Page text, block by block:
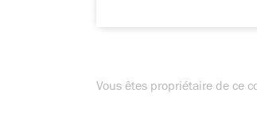
Vous êtes propriétaire de ce